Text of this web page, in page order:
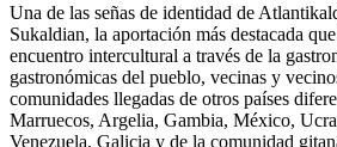
Una de las señas de identidad de
Sukaldian, la aportación más destacada
encuentro intercultural a través de la
gastronómicas del pueblo, vecinas y
comunidades llegadas de otros países
Marruecos, Argelia, Gambia, México,
Venezuela, Galicia y de la comunidad